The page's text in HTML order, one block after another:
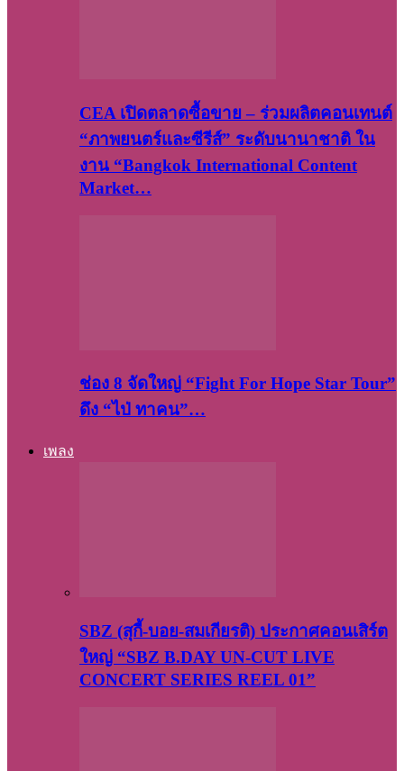
CEA เปิดตลาดซื้อขาย – ร่วมผลิตคอนเทนต์
“ภาพยนตร์และซีรีส์” ระดับนานาชาติ ใน
งาน “Bangkok International Content
Market…
ช่อง 8 จัดใหญ่ “Fight For Hope Star Tour”
ดึง “ไป่ ทาคน”…
เพลง
SBZ (สุกี้-บอย-สมเกียรติ) ประกาศคอนเสิร์ต
ใหญ่ “SBZ B.DAY UN-CUT LIVE
CONCERT SERIES REEL 01”